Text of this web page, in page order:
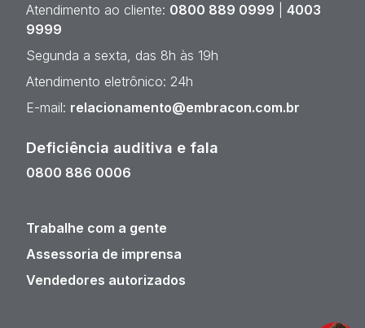
Atendimento ao cliente: 0800 889 0999
4003
9999
Segunda a sexta, das 8h às 19h
Atendimento eletrônico: 24h
E-mail: relacionamento@embracon.com.br
Deficiência auditiva e fala
0800 886 0006
Trabalhe com a gente
Assessoria de imprensa
Vendedores autorizados